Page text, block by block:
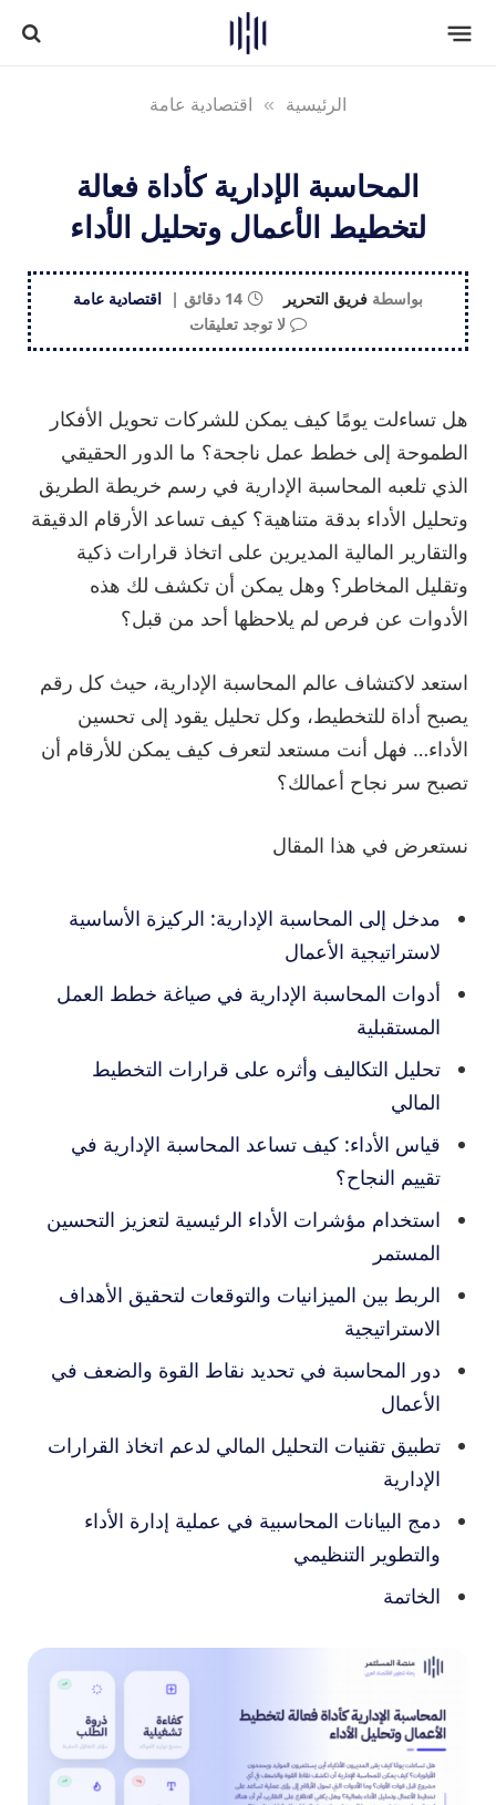
الرئيسية » اقتصادية عامة
المحاسبة الإدارية كأداة فعالة
لتخطيط الأعمال وتحليل الأداء
بواسطة فريق التحرير 14 دقائق
اقتصادية عامة
لا توجد تعليقات
هل تساءلت يومًا كيف يمكن للشركات تحويل الأفكار
الطموحة إلى خطط عمل ناجحة؟ ما الدور الحقيقي
الذي تلعبه المحاسبة الإدارية في رسم خريطة الطريق
وتحليل الأداء بدقة متناهية؟ كيف تساعد الأرقام الدقيقة
والتقارير المالية المديرين على اتخاذ قرارات ذكية
وتقليل المخاطر؟ وهل يمكن أن تكشف لك هذه
الأدوات عن فرص لم يلاحظها أحد من قبل؟
استعد لاكتشاف عالم المحاسبة الإدارية، حيث كل رقم
يصبح أداة للتخطيط، وكل تحليل يقود إلى تحسين
الأداء… فهل أنت مستعد لتعرف كيف يمكن للأرقام أن
تصبح سر نجاح أعمالك؟
نستعرض في هذا المقال
مدخل إلى المحاسبة الإدارية: الركيزة الأساسية
لاستراتيجية الأعمال
أدوات المحاسبة الإدارية في صياغة خطط العمل
المستقبلية
تحليل التكاليف وأثره على قرارات التخطيط
المالي
قياس الأداء: كيف تساعد المحاسبة الإدارية في
تقييم النجاح؟
استخدام مؤشرات الأداء الرئيسية لتعزيز التحسين
المستمر
الربط بين الميزانيات والتوقعات لتحقيق الأهداف
الاستراتيجية
دور المحاسبة في تحديد نقاط القوة والضعف في
الأعمال
تطبيق تقنيات التحليل المالي لدعم اتخاذ القرارات
الإدارية
دمج البيانات المحاسبية في عملية إدارة الأداء
والتطوير التنظيمي
الخاتمة